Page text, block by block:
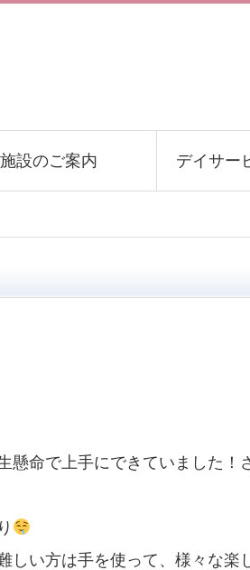
施設のご案内 デイサー
懸命で上手にできていました！
しい方は手を使って、様々な楽